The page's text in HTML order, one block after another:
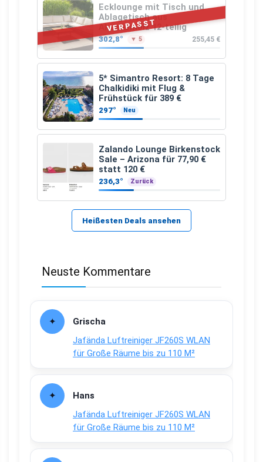
VERPASST
Ecklounge mit Tisch und
Ablagetisch aus
Akazienholz 12-teilig
302,8° ▼ 5 255,45 €
5* Simantro Resort: 8 Tage
Chalkidiki mit Flug &
Frühstück für 389 €
297° Neu
Zalando Lounge Birkenstock
Sale – Arizona für 77,90 €
statt 120 €
236,3° Zurück
Heißesten Deals ansehen
Neuste Kommentare
Grischa
Jafända Luftreiniger JF260S WLAN
für Große Räume bis zu 110 M²
Hans
Jafända Luftreiniger JF260S WLAN
für Große Räume bis zu 110 M²